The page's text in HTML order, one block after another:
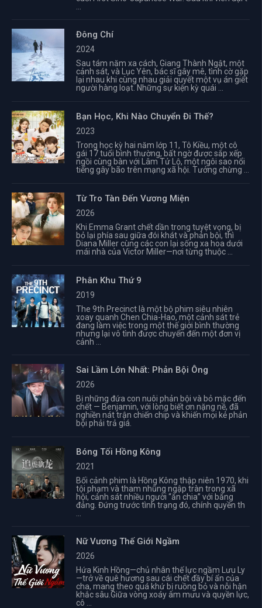
Đông Chí
2024
Sau tám năm xa cách, Giang Thành Ngật, một
cảnh sát, và Lục Yên, bác sĩ gây mê, tình cờ gặp
lại nhau khi cùng nhau giải quyết một vụ án giết
người hàng loạt. Những sự kiện kỳ quái ...
Bạn Học, Khi Nào Chuyển Đi Thế?
2023
Trong học kỳ hai năm lớp 11, Tô Kiều, một cô
gái 17 tuổi bình thường, bất ngờ được sắp xếp
ngồi cùng bàn với Lâm Tử Lộ, một ngôi sao nổi
tiếng gây bão trên mạng xã hội. Tưởng chừng ...
Từ Tro Tàn Đến Vương Miện
2026
Khi Emma Grant chết dần trong tuyệt vọng, bị
bỏ lại phía sau giữa đói khát và phản bội, thì
Diana Miller cùng các con lại sống xa hoa dưới
mái nhà của Victor Miller—nơi từng thuộc ...
Phân Khu Thứ 9
2019
The 9th Precinct là một bộ phim siêu nhiên
xoay quanh Chen Chia-Hao, một cảnh sát trẻ
đang làm việc trong một thế giới bình thường
nhưng lại vô tình được chuyển đến một đơn vị
cảnh ...
Sai Lầm Lớn Nhất: Phản Bội Ông
2026
Bị những đứa con nuôi phản bội và bỏ mặc đến
chết — Benjamin, với lòng biết ơn nặng nề, đã
nghiền nát trận chiến chip và khiến mọi kẻ phản
bội phải trả giá.
Bóng Tối Hồng Kông
2021
Bối cảnh phim là Hồng Kông thập niên 1970, khi
tội phạm và tham nhũng ngập tràn trong xã
hội, cảnh sát nhiều người “ăn chia” với băng
đảng. Đứng trước tình trạng đó, chính quyền th
Nữ Vương Thế Giới Ngầm
2026
Hứa Kinh Hồng—chủ nhân thế lực ngầm Lưu Ly
—trở về quê hương sau cái chết đầy bí ẩn của
cha, mang theo quá khứ bị ruồng bỏ và nỗi hận
khắc sâu.Giữa vòng xoáy âm mưu và quyền lực,
cô ...